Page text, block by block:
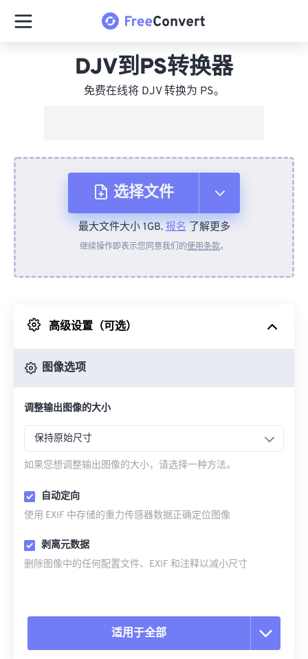
DJV到PS转换器
免费在线将 DJV 转换为 PS。
选择文件
从设备
来自 Google Drive
最大文件大小 1GB.报名了解更多
继续操作即表示您同意我们的使用条款。
高级设置（可选）
图像选项
调整输出图像的大小
保持原始尺寸
如果您想调整输出图像的大小，请选择一种方法。
自动定向
使用 EXIF 中存储的重力传感器数据正确定位图像
剥离元数据
删除图像中的任何配置文件、EXIF 和注释以减小尺寸
适用于全部